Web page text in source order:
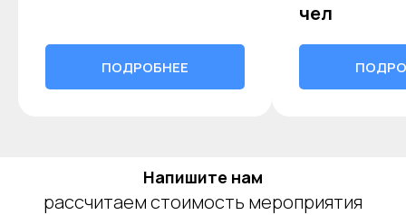
ПОДРОБНЕЕ
чел
Напишите нам
рассчитаем стоимость мероприятия